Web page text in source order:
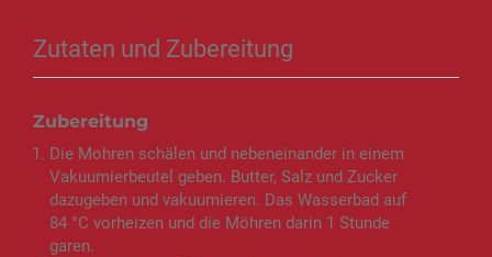
Zutaten und Zubereitung
Zubereitung
Die Mohren schälen und nebeneinander in einem
Vakuumierbeutel geben. Butter, Salz und Zucker
dazugeben und vakuumieren. Das Wasserbad auf
84 °C vorheizen und die Möhren darin 1 Stunde
garen.